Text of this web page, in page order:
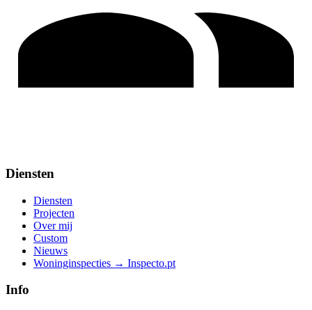
Diensten
Diensten
Projecten
Over mij
Custom
Nieuws
Woninginspecties → Inspecto.pt
Info